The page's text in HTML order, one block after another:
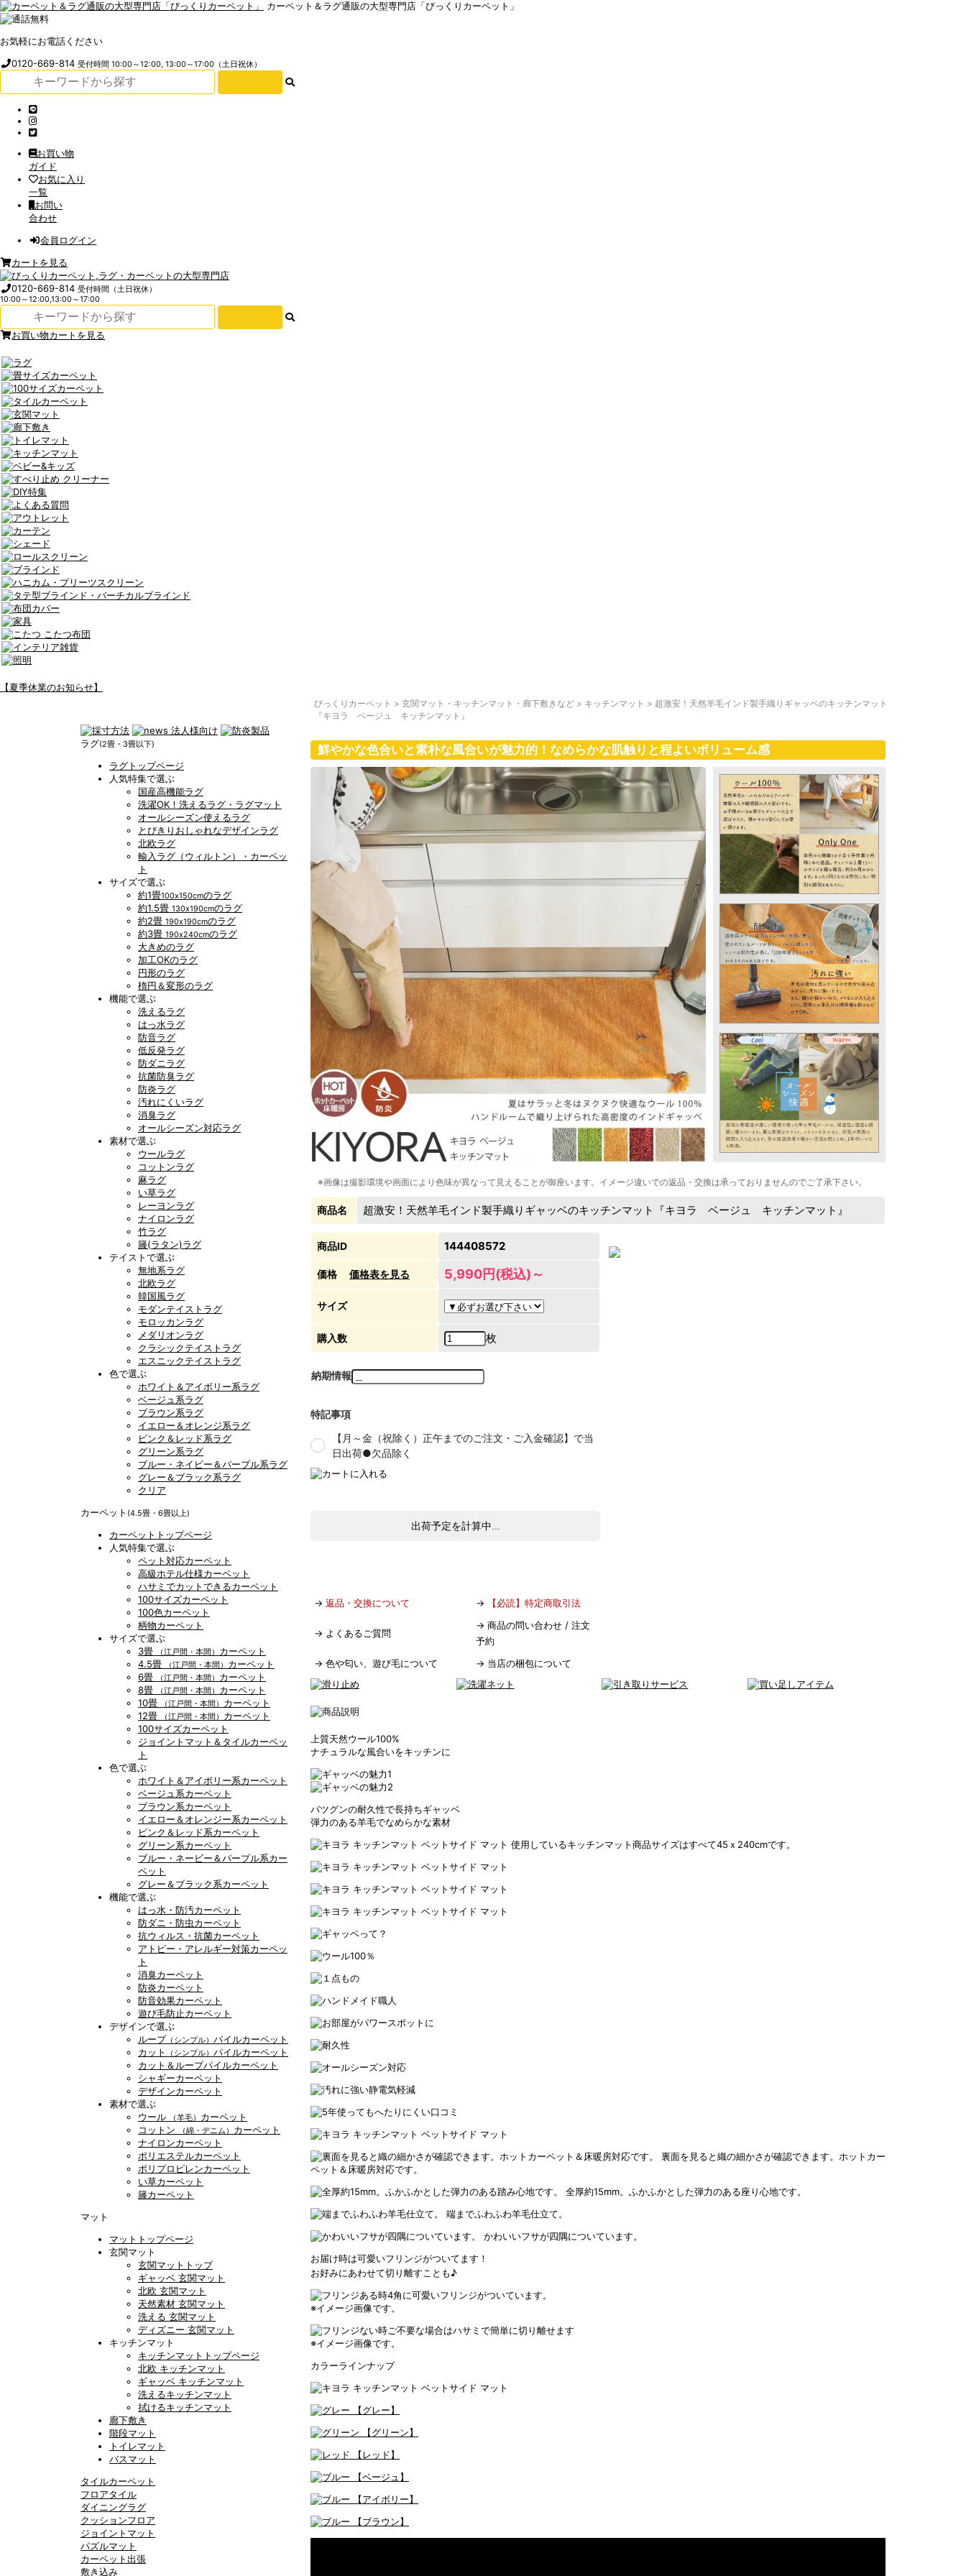
カーペット＆ラグ通販の大型専門店「びっくりカーペット」
お気軽にお電話ください
0120-669-814受付時間 10:00～12:00, 13:00～17:00（土日祝休）
お買い物
ガイド
お気に入り
一覧
お問い
合わせ
会員ログイン
カートを見る
0120-669-814受付時間（土日祝休）
10:00～12:00,13:00～17:00
お買い物カートを見る
【夏季休業のお知らせ】
ラグ(2畳・3畳以下)
ラグトップページ
人気特集で選ぶ
国産高機能ラグ
洗濯OK！洗えるラグ・ラグマット
オールシーズン使えるラグ
とびきりおしゃれなデザインラグ
北欧ラグ
輸入ラグ（ウィルトン）・カーペッ
ト
サイズで選ぶ
約1畳100x150cmのラグ
約1.5畳 130x190cmのラグ
約2畳 190x190cmのラグ
約3畳 190x240cmのラグ
大きめのラグ
加工OKのラグ
円形のラグ
楕円＆変形のラグ
機能で選ぶ
洗えるラグ
はっ水ラグ
防音ラグ
低反発ラグ
防ダニラグ
抗菌防臭ラグ
防炎ラグ
汚れにくいラグ
消臭ラグ
オールシーズン対応ラグ
素材で選ぶ
ウールラグ
コットンラグ
麻ラグ
い草ラグ
レーヨンラグ
ナイロンラグ
竹ラグ
籐(ラタン)ラグ
テイストで選ぶ
無地系ラグ
北欧ラグ
韓国風ラグ
モダンテイストラグ
モロッカンラグ
メダリオンラグ
クラシックテイストラグ
エスニックテイストラグ
色で選ぶ
ホワイト＆アイボリー系ラグ
ベージュ系ラグ
ブラウン系ラグ
イエロー＆オレンジ系ラグ
ピンク＆レッド系ラグ
グリーン系ラグ
ブルー・ネイビー＆パープル系ラグ
グレー＆ブラック系ラグ
クリア
カーペット (4.5畳・6畳以上)
カーペットトップページ
人気特集で選ぶ
ペット対応カーペット
高級ホテル仕様カーペット
ハサミでカットできるカーペット
100サイズカーペット
100色カーペット
柄物カーペット
サイズで選ぶ
3畳
（江戸間・本間） カーペット
4.5畳
（江戸間・本間） カーペット
6畳
（江戸間・本間） カーペット
8畳
（江戸間・本間） カーペット
10畳
（江戸間・本間） カーペット
12畳
（江戸間・本間） カーペット
100サイズカーペット
ジョイントマット＆タイルカーペッ
ト
色で選ぶ
ホワイト＆アイボリー系カーペット
ベージュ系カーペット
ブラウン系カーペット
イエロー＆オレンジー系カーペット
ピンク＆レッド系カーペット
グリーン系カーペット
ブルー・ネービー＆パープル系カー
ペット
グレー＆ブラック系カーペット
機能で選ぶ
はっ水・防汚カーペット
防ダニ・防虫カーペット
抗ウィルス・抗菌カーペット
アトピー・アレルギー対策カーペッ
ト
消臭カーペット
防炎カーペット
防音効果カーペット
遊び毛防止カーペット
デザインで選ぶ
ループ （シンプル） パイルカーペット
カット
（シンプル） パイルカーペット
カット＆ループパイルカーペット
シャギーカーペット
デザインカーペット
素材で選ぶ
ウール
（羊毛） カーペット
コットン
（綿・デニム） カーペット
ナイロンカーペット
ポリエステルカーペット
ポリプロピレンカーペット
い草カーペット
籐カーペット
マット
マットトップページ
玄関マット
玄関マットトップ
ギャッベ 玄関マット
北欧 玄関マット
天然素材 玄関マット
洗える 玄関マット
ディズニー 玄関マット
キッチンマット
キッチンマットトップページ
北欧 キッチンマット
ギャッベ キッチンマット
洗えるキッチンマット
拭けるキッチンマット
廊下敷き
階段マット
トイレマット
バスマット
タイルカーペット
フロアタイル
ダイニングラグ
クッションフロア
ジョイントマット
パズルマット
カーペット出張
敷き込み
びっくりカーペット > 玄関マット・キッチンマット・廊下敷きなど > キッチンマット > 超激安！天然羊毛インド製手織りギャッベのキッチンマット
『キヨラ ベージュ キッチンマット』
鮮やかな色合いと素朴な風合いが魅力的！なめらかな肌触りと程よいボリューム感
※画像は撮影環境や画面により色味が異なって見えることが御座います。イメージ違いでの返品・交換は承っておりませんのでご了承下さい。
商品名 超激安！天然羊毛インド製手織りギャッベのキッチンマット『キヨラ ベージュ キッチンマット』
商品ID 144408572
価格 価格表を見る 5,990円(税込)～
サイズ
購入数 枚
納期情報
特記事項
【月～金（祝除く）正午までのご注文・ご入金確認】で当
日出荷●欠品除く
出荷予定を計算中...
→ 返品・交換について → 【必読】特定商取引法
→ よくあるご質問
→ 商品の問い合わせ / 注文
予約
→ 色や匂い、遊び毛について → 当店の梱包について
上質天然ウール100%
ナチュラルな風合いをキッチンに
バツグンの耐久性で長持ちギャッベ
弾力のある羊毛でなめらかな素材
使用しているキッチンマット商品サイズはすべて45ｘ240cmです。
裏面を見ると織の細かさが確認できます。ホットカー
ペット＆床暖房対応です。
全厚約15mm。ふかふかとした弾力のある座り心地です。
端までふわふわ羊毛仕立て。
かわいいフサが四隅についています。
お届け時は可愛いフリンジがついてます！
お好みにあわせて切り離すことも♪
4角に可愛いフリンジがついています。
※イメージ画像です。
ご不要な場合はハサミで簡単に切り離せます
※イメージ画像です。
カラーラインナップ
【グレー】
【グリーン】
【レッド】
【ベージュ】
【アイボリー】
【ブラウン】